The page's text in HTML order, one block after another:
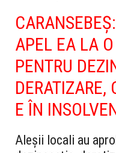
APEL EA LA
PENTRU
DERATIZARE,
E ÎN
Aleșii locali au